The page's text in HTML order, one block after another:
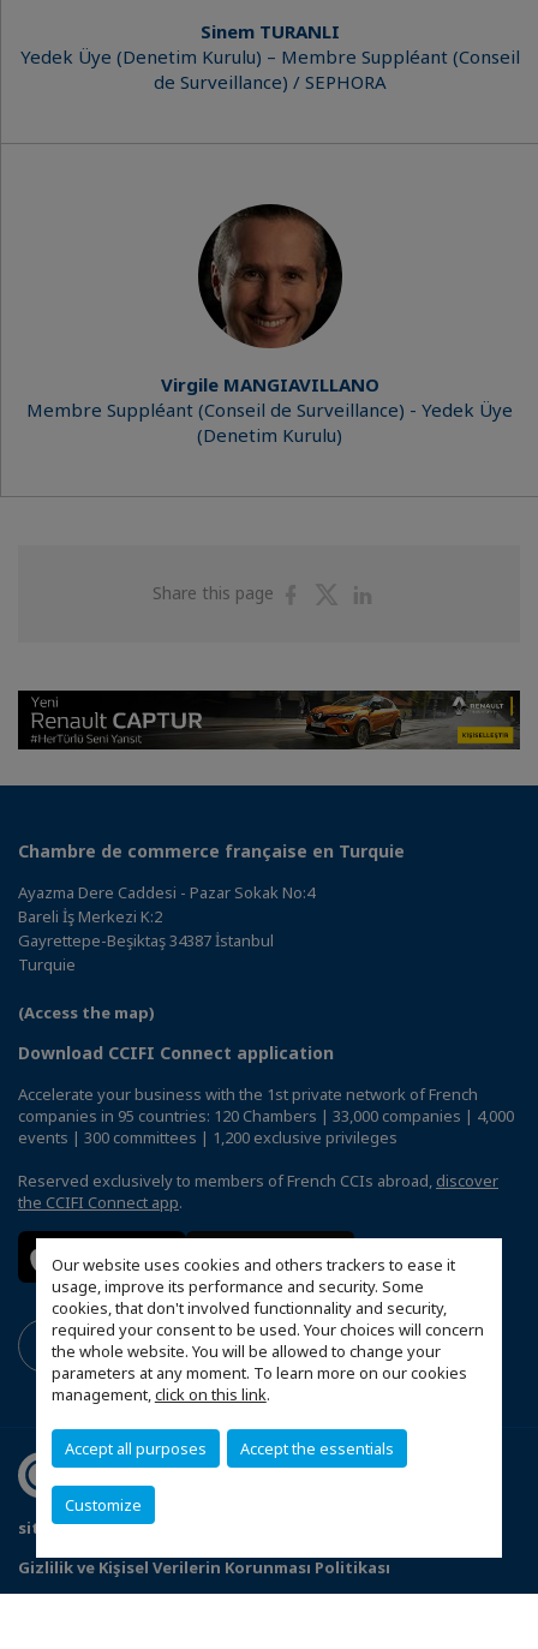
Our website uses cookies and others trackers to ease it
usage, improve its performance and security. Some
cookies, that don't involved functionnality and security,
required your consent to be used. Your choices will concern
the whole website. You will be allowed to change your
parameters at any moment. To learn more on our cookies
management,click on this link.
Accept all purposes Accept the essentials
Customize
Sinem TURANLI
Yedek Üye (Denetim Kurulu) – Membre Suppléant (Conseil
de Surveillance) / SEPHORA
Virgile MANGIAVILLANO
Membre Suppléant (Conseil de Surveillance) - Yedek Üye
(Denetim Kurulu)
Share this page
ShareShare
Chambre de commerce française en Turquie
Ayazma Dere Caddesi - Pazar Sokak No:4
Bareli İş Merkezi K:2
Gayrettepe-Beşiktaş 34387 İstanbul
Turquie
(Access the map)
Download CCIFI Connect application
Accelerate your business with the 1st private network of French
companies in 95 countries: 120 Chambers | 33,000 companies | 4,000
events | 300 committees | 1,200 exclusive privileges
Reserved exclusively to members of French CCIs abroad, discover
the CCIFI Connect app.
site haritası
Gizlilik ve Kişisel Verilerin Korunması Politikası